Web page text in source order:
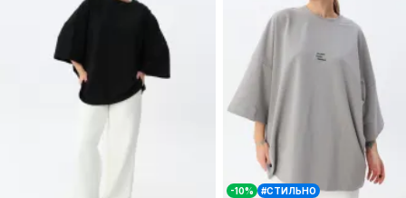
-10% #СТИЛЬНО